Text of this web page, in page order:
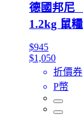
德國邦尼
1.2kg 鼠糧
$945
$1,050
折價券
P幣